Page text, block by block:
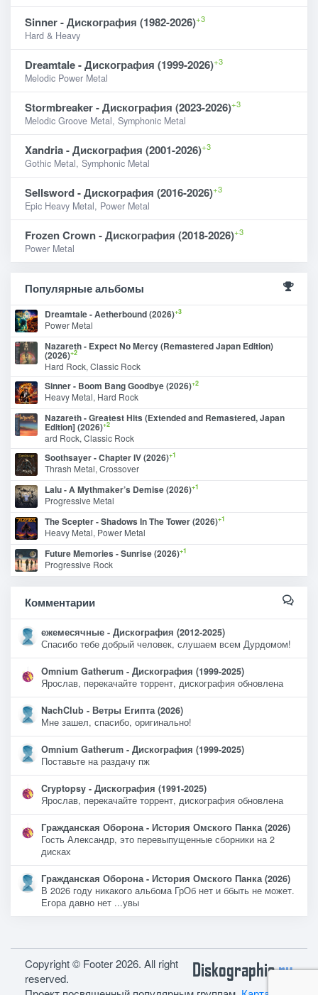
Sinner - Дискография (1982-2026)+3
Hard & Heavy
Dreamtale - Дискография (1999-2026)+3
Melodic Power Metal
Stormbreaker - Дискография (2023-2026)+3
Melodic Groove Metal, Symphonic Metal
Xandria - Дискография (2001-2026)+3
Gothic Metal, Symphonic Metal
Sellsword - Дискография (2016-2026)+3
Epic Heavy Metal, Power Metal
Frozen Crown - Дискография (2018-2026)+3
Power Metal
Популярные альбомы
Dreamtale - Aetherbound (2026)+3
Power Metal
Nazareth - Expect No Mercy (Remastered Japan Edition)
(2026)+2
Hard Rock, Classic Rock
Sinner - Boom Bang Goodbye (2026)+2
Heavy Metal, Hard Rock
Nazareth - Greatest Hits (Extended and Remastered, Japan
Edition] (2026)+2
ard Rock, Classic Rock
Soothsayer - Chapter IV (2026)+1
Thrash Metal, Crossover
Lalu - A Mythmaker’s Demise (2026)+1
Progressive Metal
The Scepter - Shadows In The Tower (2026)+1
Heavy Metal, Power Metal
Future Memories - Sunrise (2026)+1
Progressive Rock
Комментарии
ежемесячные - Дискография (2012-2025)
Спасибо тебе добрый человек, слушаем всем Дурдомом!
Omnium Gatherum - Дискография (1999-2025)
Ярослав, перекачайте торрент, дискография обновлена
NachClub - Ветры Египта (2026)
Мне зашел, спасибо, оригинально!
Omnium Gatherum - Дискография (1999-2025)
Поставьте на раздачу пж
Cryptopsy - Дискография (1991-2025)
Ярослав, перекачайте торрент, дискография обновлена
Гражданская Оборона - История Омского Панка (2026)
Гость Александр, это перевыпущенные сборники на 2
дисках
Гражданская Оборона - История Омского Панка (2026)
В 2026 году никакого альбома ГрОб нет и ббыть не может.
Егора давно нет ...увы
Diskographieru
Copyright © Footer 2026. All right
reserved.